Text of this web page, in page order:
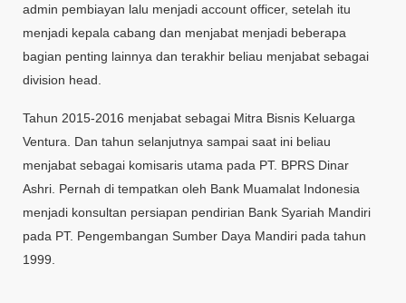
admin pembiayan lalu menjadi account officer, setelah itu
menjadi kepala cabang dan menjabat menjadi beberapa
bagian penting lainnya dan terakhir beliau menjabat sebagai
division head.
Tahun 2015-2016 menjabat sebagai Mitra Bisnis Keluarga
Ventura. Dan tahun selanjutnya sampai saat ini beliau
menjabat sebagai komisaris utama pada PT. BPRS Dinar
Ashri. Pernah di tempatkan oleh Bank Muamalat Indonesia
menjadi konsultan persiapan pendirian Bank Syariah Mandiri
pada PT. Pengembangan Sumber Daya Mandiri pada tahun
1999.